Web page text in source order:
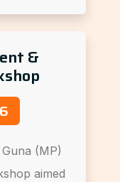
&
(MP)
aimed